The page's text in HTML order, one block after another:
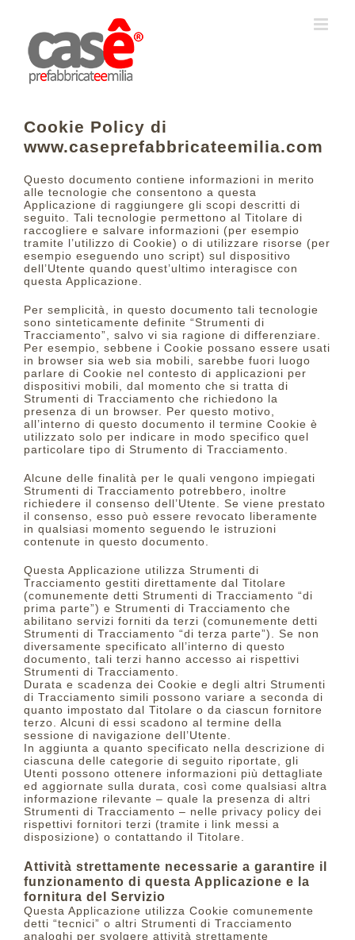
contenuto
Cookie Policy di
www.caseprefabbricateemilia.com
Questo documento contiene informazioni in merito
alle tecnologie che consentono a questa
Applicazione di raggiungere gli scopi descritti di
seguito. Tali tecnologie permettono al Titolare di
raccogliere e salvare informazioni (per esempio
tramite l’utilizzo di Cookie) o di utilizzare risorse (per
esempio eseguendo uno script) sul dispositivo
dell’Utente quando quest’ultimo interagisce con
questa Applicazione.
Per semplicità, in questo documento tali tecnologie
sono sinteticamente definite “Strumenti di
Tracciamento”, salvo vi sia ragione di differenziare.
Per esempio, sebbene i Cookie possano essere usati
in browser sia web sia mobili, sarebbe fuori luogo
parlare di Cookie nel contesto di applicazioni per
dispositivi mobili, dal momento che si tratta di
Strumenti di Tracciamento che richiedono la
presenza di un browser. Per questo motivo,
all’interno di questo documento il termine Cookie è
utilizzato solo per indicare in modo specifico quel
particolare tipo di Strumento di Tracciamento.
Alcune delle finalità per le quali vengono impiegati
Strumenti di Tracciamento potrebbero, inoltre
richiedere il consenso dell’Utente. Se viene prestato
il consenso, esso può essere revocato liberamente
in qualsiasi momento seguendo le istruzioni
contenute in questo documento.
Questa Applicazione utilizza Strumenti di
Tracciamento gestiti direttamente dal Titolare
(comunemente detti Strumenti di Tracciamento “di
prima parte”) e Strumenti di Tracciamento che
abilitano servizi forniti da terzi (comunemente detti
Strumenti di Tracciamento “di terza parte”). Se non
diversamente specificato all’interno di questo
documento, tali terzi hanno accesso ai rispettivi
Strumenti di Tracciamento.
Durata e scadenza dei Cookie e degli altri Strumenti
di Tracciamento simili possono variare a seconda di
quanto impostato dal Titolare o da ciascun fornitore
terzo. Alcuni di essi scadono al termine della
sessione di navigazione dell’Utente.
In aggiunta a quanto specificato nella descrizione di
ciascuna delle categorie di seguito riportate, gli
Utenti possono ottenere informazioni più dettagliate
ed aggiornate sulla durata, così come qualsiasi altra
informazione rilevante – quale la presenza di altri
Strumenti di Tracciamento – nelle privacy policy dei
rispettivi fornitori terzi (tramite i link messi a
disposizione) o contattando il Titolare.
Attività strettamente necessarie a garantire il
funzionamento di questa Applicazione e la
fornitura del Servizio
Questa Applicazione utilizza Cookie comunemente
detti “tecnici” o altri Strumenti di Tracciamento
analoghi per svolgere attività strettamente